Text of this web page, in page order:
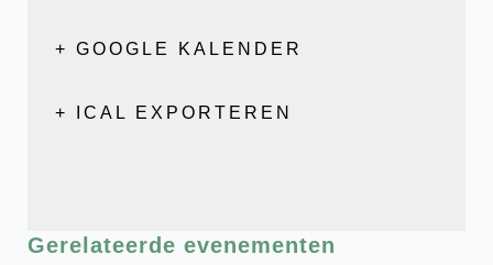
+ GOOGLE KALENDER
+ ICAL EXPORTEREN
Gerelateerde evenementen